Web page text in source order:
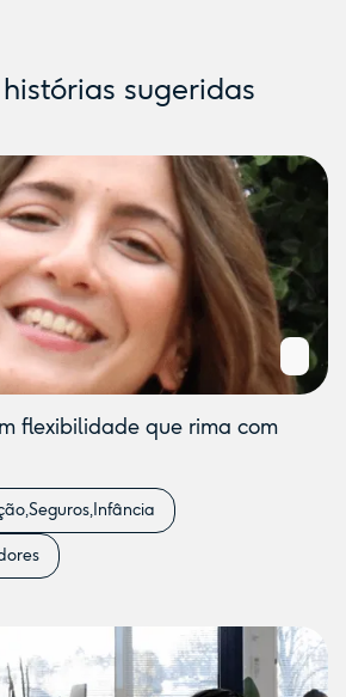
sugeridas
flexibilidade que rima com
Seguros Infância